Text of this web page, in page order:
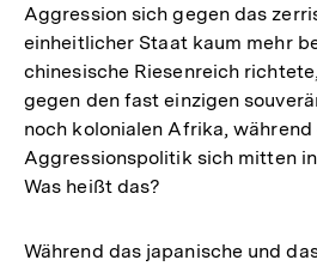
Aggression sich gegen das
einheitlicher Staat kaum mehr
chinesische Riesenreich
gegen den fast einzigen
noch kolonialen Afrika,
Aggressionspolitik sich mitten
Was heißt das?
Während das japanische und